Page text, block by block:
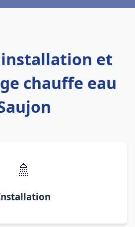
installation et
chauffe eau
🚿